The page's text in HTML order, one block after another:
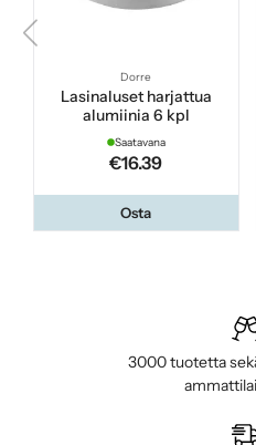
Dorre
Lasinaluset harjattua
alumiinia 6 kpl
Saatavana
€16.39
Osta
3000 tuotetta